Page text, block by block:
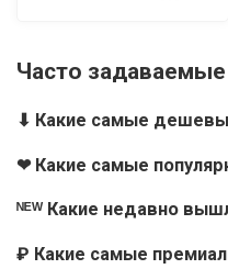
Часто
⬇ Какие самые
❤ Какие самые
ᴺᴱᵂ Какие недавно
₽ Какие самые